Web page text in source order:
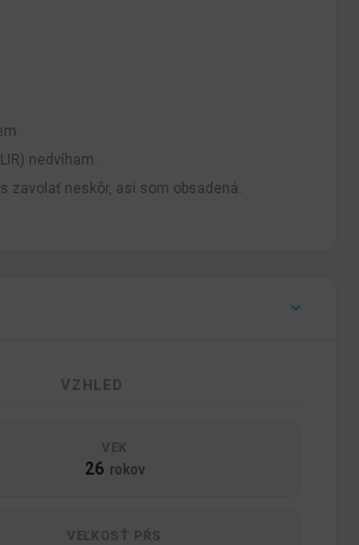
nedvíham.
zavolať neskôr, asi som obsadená.
VZHLED
VEK
26 rokov
VEĽKOSŤ PŔS